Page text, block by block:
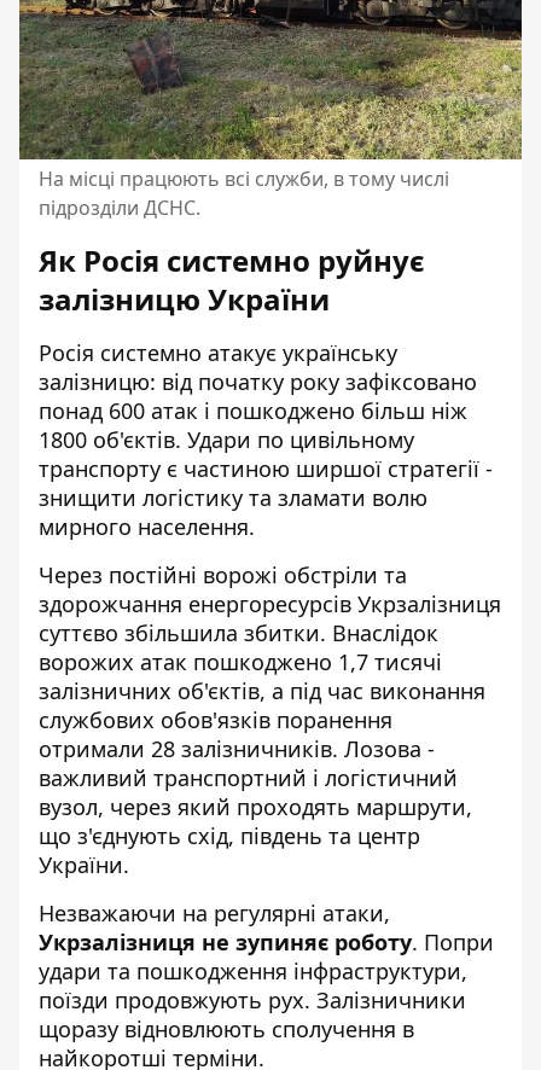
На місці працюють всі служби, в тому числі
підрозділи ДСНС.
Як Росія системно руйнує
залізницю України
Росія системно атакує українську
залізницю: від початку року зафіксовано
понад 600 атак і пошкоджено більш ніж
1800 об'єктів. Удари по цивільному
транспорту є частиною ширшої стратегії -
знищити логістику та зламати волю
мирного населення.
Через постійні ворожі обстріли та
здорожчання енергоресурсів Укрзалізниця
суттєво збільшила збитки. Внаслідок
ворожих атак пошкоджено 1,7 тисячі
залізничних об'єктів, а під час виконання
службових обов'язків поранення
отримали 28 залізничників. Лозова -
важливий транспортний і логістичний
вузол, через який проходять маршрути,
що з'єднують схід, південь та центр
України.
Незважаючи на регулярні атаки,
Укрзалізниця не зупиняє роботу. Попри
удари та пошкодження інфраструктури,
поїзди продовжують рух. Залізничники
щоразу відновлюють сполучення в
найкоротші терміни.